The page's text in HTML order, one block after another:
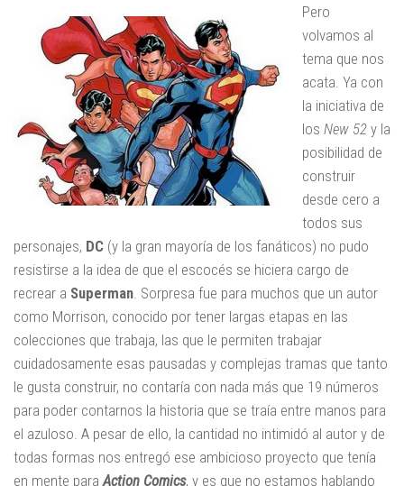
Pero
volvamos al
tema que nos
acata. Ya con
la iniciativa de
los New 52 y la
posibilidad de
construir
desde cero a
todos sus
personajes, DC (y la gran mayoría de los fanáticos) no pudo
resistirse a la idea de que el escocés se hiciera cargo de
recrear a Superman . Sorpresa fue para muchos que un autor
como Morrison, conocido por tener largas etapas en las
colecciones que trabaja, las que le permiten trabajar
cuidadosamente esas pausadas y complejas tramas que tanto
le gusta construir, no contaría con nada más que 19 números
para poder contarnos la historia que se traía entre manos para
el azuloso. A pesar de ello, la cantidad no intimidó al autor y de
todas formas nos entregó ese ambicioso proyecto que tenía
en mente para Action Comics, y es que no estamos hablando